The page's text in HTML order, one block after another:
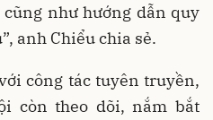
như hướng dẫn quy
anh Chiểu chia sẻ.
công tác tuyên truyền,
còn theo dõi, nắm bắt